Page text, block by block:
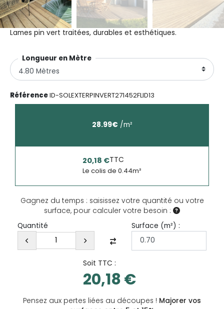
Lames pin vert traitées, durables et esthétiques.
Longueur en Mètre
RéférenceID-SOLEXTERPINVERT271452FLID13
28.99€/m²
20,18 €TTC
Le colis de 0.44m²
Gagnez du temps : saisissez votre quantité ou votre
surface, pour calculer votre besoin :
Quantité
Surface (m²) :
Soit TTC :
20,18 €
Pensez aux pertes liées au découpes ! Majorer vos